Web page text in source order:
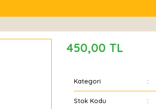
450,00 TL
Kategori
Stok Kodu